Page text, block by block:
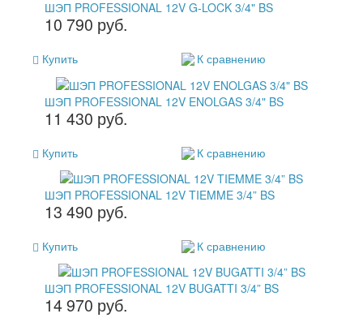
ШЭП PROFESSIONAL 12V G-LOCK 3/4" BS
10 790 руб.
Купить К сравнению
ШЭП PROFESSIONAL 12V ENOLGAS 3/4" BS
11 430 руб.
Купить К сравнению
ШЭП PROFESSIONAL 12V TIEMME 3/4” BS
13 490 руб.
Купить К сравнению
ШЭП PROFESSIONAL 12V BUGATTI 3/4” BS
14 970 руб.